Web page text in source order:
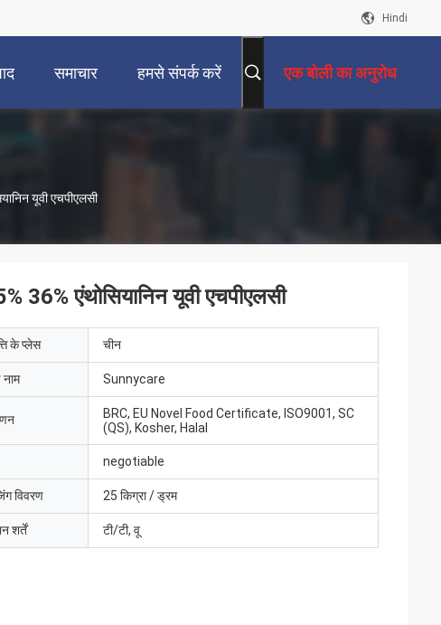
Hindi
समाचार हमसे संपर्क करें एक बोली का अनुरोध
यूवी एचपीएलसी
36% एंथोसियानिन यूवी एचपीएलसी
के प्लेस चीन
नाम Sunnycare
BRC, EU Novel Food Certificate, ISO9001, SC
(QS), Kosher, Halal
negotiable
विवरण 25 किग्रा / ड्रम
शर्तें टी/टी, वू